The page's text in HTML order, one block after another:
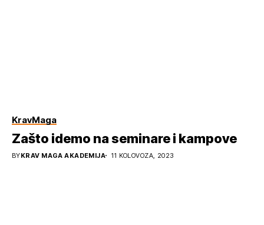
KravMaga
Zašto idemo na seminare i kampove
BYKRAV MAGA AKADEMIJA 11 KOLOVOZA, 2023